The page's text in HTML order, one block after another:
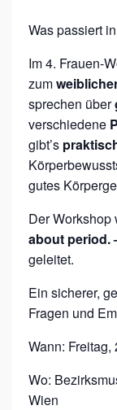
Was passiert
Im 4. Frauen-
zum
sprechen über
verschiedene
gibt’s
gutes
Der Workshop
about period.
geleitet.
Ein sicherer,
Fragen und
Wann:
Wo:
Wien